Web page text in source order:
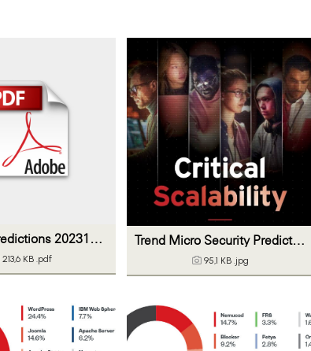
TM_PM_Predictions 20231206_final
213,6 KB .pdf
Trend Micro Security Predictions for 2024
95,1 KB .jpg